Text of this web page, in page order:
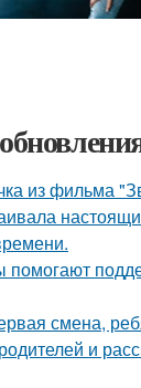
из фильма
помогают
смена,
и